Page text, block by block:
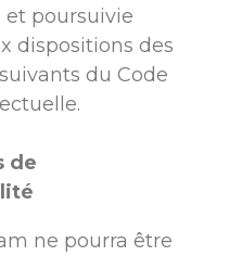
et poursuivie
dispositions des
du Code
de
ne pourra être